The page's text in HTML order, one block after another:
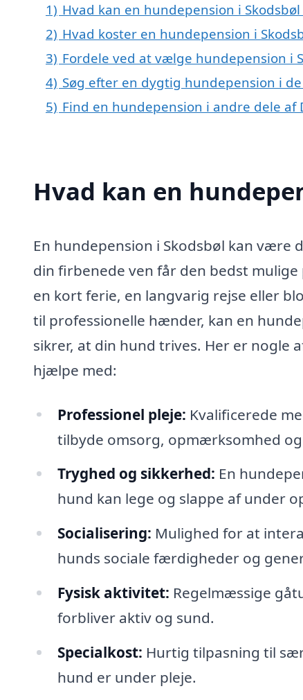
1) Hvad kan en hundepension i
2) Hvad koster en hundepension i
3) Fordele ved at vælge hundepension i
4) Søg efter en dygtig hundepension i
5) Find en hundepension i andre dele af
Hvad kan en
En hundepension i Skodsbøl kan være
din firbenede ven får den bedst
en kort ferie, en langvarig rejse eller
til professionelle hænder, kan en
sikrer, at din hund trives. Her er nogle
hjælpe med:
Professionel pleje: Kvalificerede
tilbyde omsorg, opmærksomhed
Tryghed og sikkerhed: En
hund kan lege og slappe af under
Socialisering: Mulighed for at
hunds sociale færdigheder og
Fysisk aktivitet: Regelmæssige
forbliver aktiv og sund.
Specialkost: Hurtig tilpasning til
hund er under pleje.